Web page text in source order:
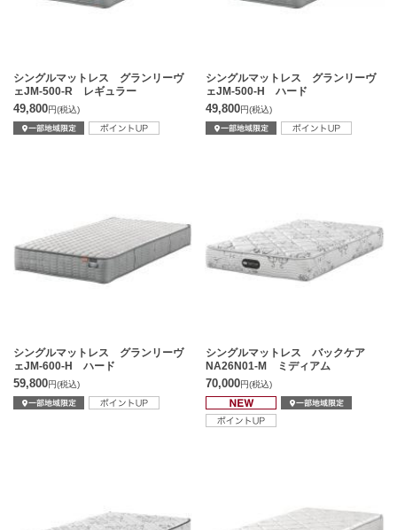
シングルマットレス グランリーヴ
ェJM-500-R レギュラー
49,800円(税込)
シングルマットレス グランリーヴ
ェJM-500-H ハード
49,800円(税込)
シングルマットレス グランリーヴ
ェJM-600-H ハード
59,800円(税込)
シングルマットレス バックケア
NA26N01-M ミディアム
70,000円(税込)